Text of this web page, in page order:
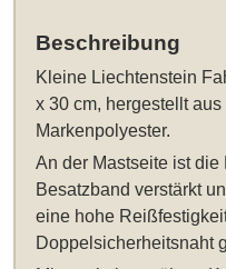
Beschreibung
Kleine Liechtenstein
x 30 cm, hergestellt
Markenpolyester.
An der Mastseite ist
Besatzband verstärkt
eine hohe
Doppelsicherheitsnaht